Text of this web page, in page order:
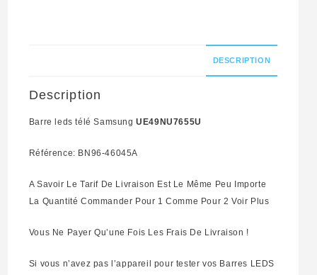
DESCRIPTION
Description
Barre leds télé SamsungUE49NU7655U
Référence: BN96-46045A
A Savoir Le Tarif De Livraison Est Le Même Peu Importe
La Quantité Commander Pour 1 Comme Pour 2 Voir Plus
Vous Ne Payer Qu’une Fois Les Frais De Livraison !
Si vous n’avez pas l’appareil pour tester vos Barres LEDS